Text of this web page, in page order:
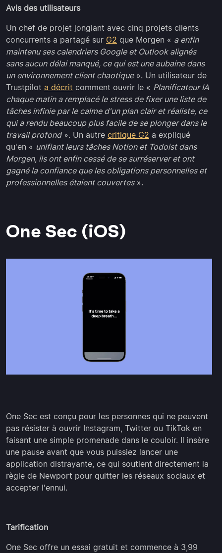
Avis des utilisateurs
Un chef de projet jonglant avec cinq projets clients
concurrents a partagé sur G2 que Morgen « a enfin
maintenu ses calendriers Google et Outlook alignés
sans aucun délai manqué, ce qui est une aubaine dans
un environnement client chaotique». Un utilisateur de
Trustpilot a décrit comment ouvrir le « Planificateur IA
chaque matin a remplacé le stress de fixer une liste de
tâches infinie par le calme d'un plan clair et réaliste, ce
qui a rendu beaucoup plus facile de se plonger dans le
travail profond». Un autre critique G2 a expliqué
qu'en « unifiant leurs tâches Notion et Todoist dans
Morgen, ils ont enfin cessé de se surréserver et ont
gagné la confiance que les obligations personnelles et
professionnelles étaient couvertes».
One Sec (iOS)
One Sec est conçu pour les personnes qui ne peuvent
pas résister à ouvrir Instagram, Twitter ou TikTok en
faisant une simple promenade dans le couloir. Il insère
une pause avant que vous puissiez lancer une
application distrayante, ce qui soutient directement la
règle de Newport pour quitter les réseaux sociaux et
accepter l'ennui.
Tarification
One Sec offre un essai gratuit et commence à 3,99